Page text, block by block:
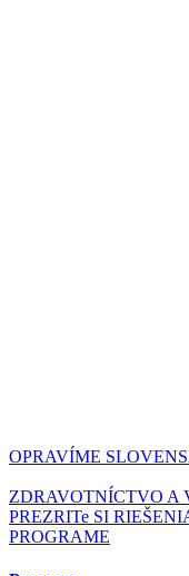
OPRAVÍME
ZDRAVOTNÍCTVO A
PREZRITe SI
PROGRAME